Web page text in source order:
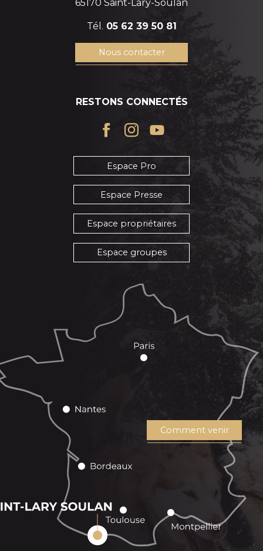
65170 Saint-Lary-Soulan
Tél. 05 62 39 50 81
Nous contacter
RESTONS CONNECTÉS
Espace Pro
Espace Presse
Espace propriétaires
Espace groupes
Comment venir